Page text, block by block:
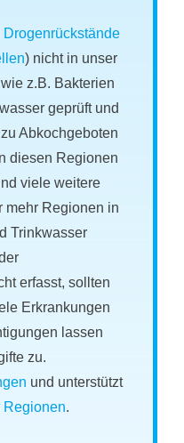
Drogenrückstände
) nicht in unser
z.B. Bakterien
geprüft und
Abkochgeboten
diesen Regionen
viele weitere
mehr Regionen in
Trinkwasser
erfasst, sollten
Erkrankungen
lassen
zu.
und unterstützt
Regionen.